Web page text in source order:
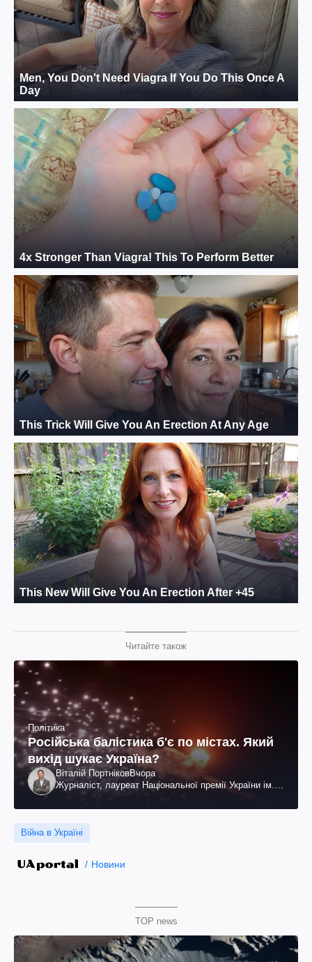
Читайте також
Політика
Російська балістика б'є по містах. Який
вихід шукає Україна?
Віталій ПортніковВчора
Журналіст, лауреат Національної премії України ім.
Війна в Україні
Новини
TOP news